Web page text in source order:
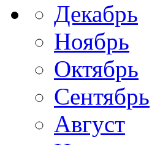
Декабрь
Ноябрь
Октябрь
Сентябрь
Август